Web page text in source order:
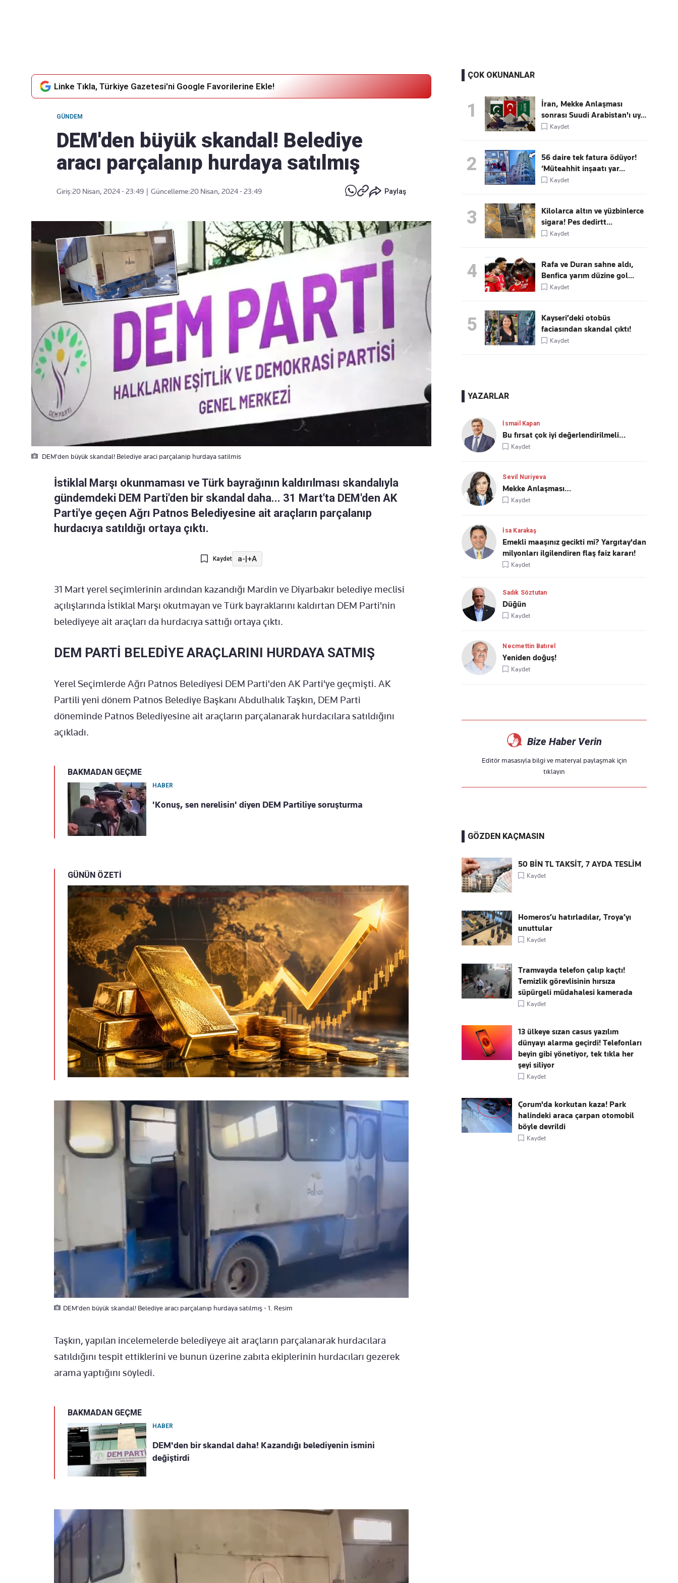
Linke Tıkla, Türkiye Gazetesi'ni Google Favorilerine Ekle!
GÜNDEM
DEM'den büyük skandal! Belediye
aracı parçalanıp hurdaya satılmış
Giriş:20 Nisan, 2024 - 23:49 Güncelleme:20 Nisan, 2024 - 23:49 Paylaş
DEM'den büyük skandal! Belediye araci parçalanip hurdaya satilmis
İstiklal Marşı okunmaması ve Türk bayrağının kaldırılması skandalıyla
gündemdeki DEM Parti'den bir skandal daha... 31 Mart'ta DEM'den AK
Parti'ye geçen Ağrı Patnos Belediyesine ait araçların parçalanıp
hurdacıya satıldığı ortaya çıktı.
Kaydet a-|+A
31 Mart yerel seçimlerinin ardından kazandığı Mardin ve Diyarbakır belediye meclisi
açılışlarında İstiklal Marşı okutmayan ve Türk bayraklarını kaldırtan DEM Parti'nin
belediyeye ait araçları da hurdacıya sattığı ortaya çıktı.
DEM PARTİ BELEDİYE ARAÇLARINI HURDAYA SATMIŞ
Yerel Seçimlerde Ağrı Patnos Belediyesi DEM Parti'den AK Parti'ye geçmişti. AK
Partili yeni dönem Patnos Belediye Başkanı Abdulhalık Taşkın, DEM Parti
döneminde Patnos Belediyesine ait araçların parçalanarak hurdacılara satıldığını
açıkladı.
BAKMADAN GEÇME
HABER
'Konuş, sen nerelisin' diyen DEM Partiliye soruşturma
GÜNÜN ÖZETİ
DEM'den büyük skandal! Belediye aracı parçalanıp hurdaya satılmış - 1. Resim
Taşkın, yapılan incelemelerde belediyeye ait araçların parçalanarak hurdacılara
satıldığını tespit ettiklerini ve bunun üzerine zabıta ekiplerinin hurdacıları gezerek
arama yaptığını söyledi.
BAKMADAN GEÇME
HABER
DEM'den bir skandal daha! Kazandığı belediyenin ismini
değiştirdi
ÇOK OKUNANLAR
1
İran, Mekke Anlaşması
sonrası Suudi Arabistan'ı uy...
Kaydet
2
56 daire tek fatura ödüyor!
‘Müteahhit inşaatı yar...
Kaydet
3
Kilolarca altın ve yüzbinlerce
sigara! Pes dedirtt...
Kaydet
4
Rafa ve Duran sahne aldı,
Benfica yarım düzine gol...
Kaydet
5
Kayseri’deki otobüs
faciasından skandal çıktı!
Kaydet
YAZARLAR
İsmail Kapan
Bu fırsat çok iyi değerlendirilmeli…
Kaydet
Sevil Nuriyeva
Mekke Anlaşması…
Kaydet
İsa Karakaş
Emekli maaşınız gecikti mi? Yargıtay'dan
milyonları ilgilendiren flaş faiz kararı!
Kaydet
Sadık Söztutan
Düğün
Kaydet
Necmettin Batırel
Yeniden doğuş!
Kaydet
Bize Haber Verin
Editör masasıyla bilgi ve materyal paylaşmak için
tıklayın
GÖZDEN KAÇMASIN
50 BİN TL TAKSİT, 7 AYDA TESLİM
Kaydet
Homeros’u hatırladılar, Troya’yı
unuttular
Kaydet
Tramvayda telefon çalıp kaçtı!
Temizlik görevlisinin hırsıza
süpürgeli müdahalesi kamerada
Kaydet
13 ülkeye sızan casus yazılım
dünyayı alarma geçirdi! Telefonları
beyin gibi yönetiyor, tek tıkla her
şeyi siliyor
Kaydet
Çorum'da korkutan kaza! Park
halindeki araca çarpan otomobil
böyle devrildi
Kaydet